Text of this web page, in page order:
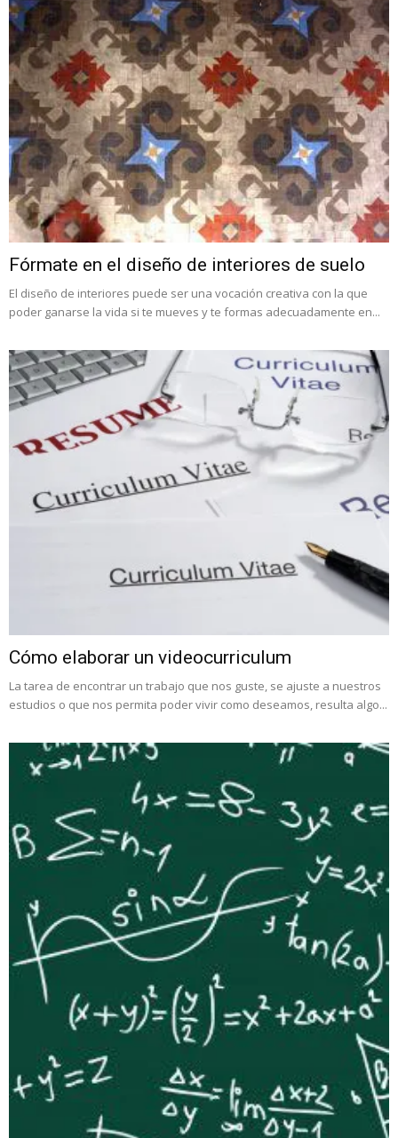
Fórmate en el diseño de interiores de suelo
El diseño de interiores puede ser una vocación creativa con la que
poder ganarse la vida si te mueves y te formas adecuadamente en...
Cómo elaborar un videocurriculum
La tarea de encontrar un trabajo que nos guste, se ajuste a nuestros
estudios o que nos permita poder vivir como deseamos, resulta algo...